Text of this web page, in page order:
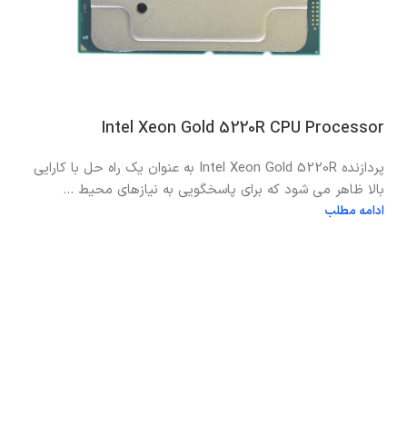
Intel Xeon Gold 5220R CPU Processor
پردازنده Intel Xeon Gold 5220R به عنوان یک راه حل با کارایی
بالا ظاهر می شود که برای پاسخگویی به نیازهای محیط ...
ادامه مطلب